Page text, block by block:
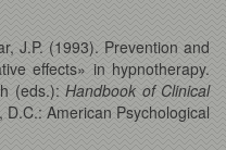
J.P. (1993). Prevention and
effects» in hypnotherapy.
(eds.):Handbook of Clinical
American Psychological